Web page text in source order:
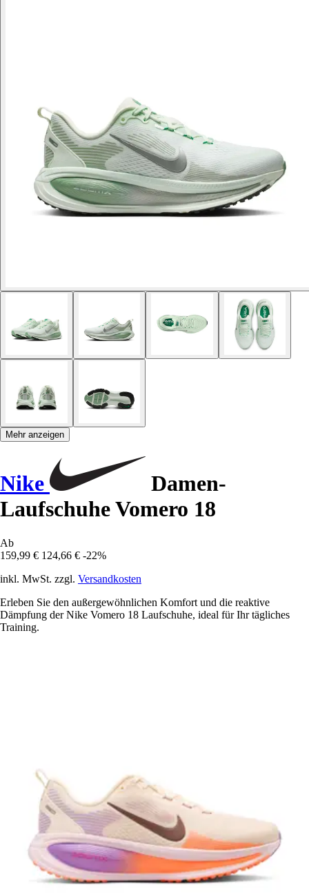
Mehr anzeigen
Nike
Damen-
Laufschuhe Vomero 18
Ab
159,99 € 124,66 € -22%
inkl. MwSt. zzgl. Versandkosten
Erleben Sie den außergewöhnlichen Komfort und die reaktive
Dämpfung der Nike Vomero 18 Laufschuhe, ideal für Ihr tägliches
Training.